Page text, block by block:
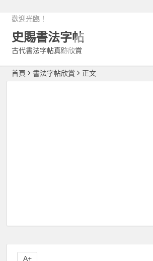
歡迎光臨！
史賜書法字帖
古代書法字帖真跡欣賞
首頁 書法字帖欣賞 正文
A+